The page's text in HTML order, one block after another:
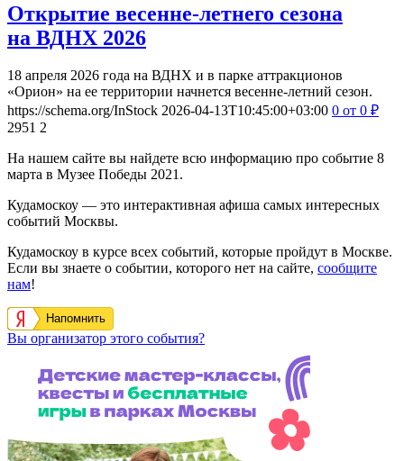
Открытие весенне-летнего сезона
на ВДНХ 2026
18 апреля 2026 года на ВДНХ и в парке аттракционов
«Орион» на ее территории начнется весенне-летний сезон.
https://schema.org/InStock 2026-04-13T10:45:00+03:00 0 от 0 ₽
2951 2
На нашем сайте вы найдете всю информацию про событие 8
марта в Музее Победы 2021.
Кудамоскоу — это интерактивная афиша самых интересных
событий Москвы.
Кудамоскоу в курсе всех событий, которые пройдут в Москве.
Если вы знаете о событии, которого нет на сайте, сообщите
нам!
Напомнить
Вы организатор этого события?